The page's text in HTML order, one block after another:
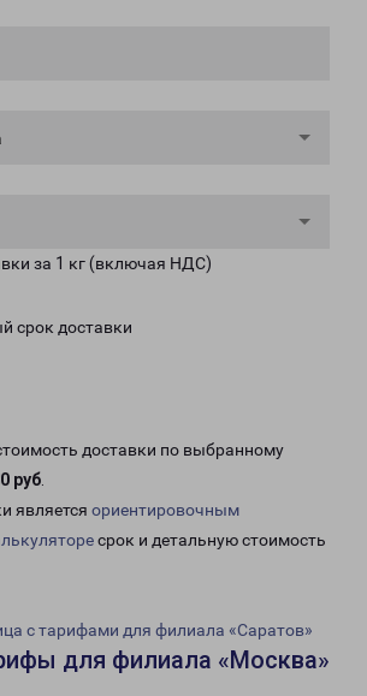
за 1 кг (включая НДС)
срок доставки
доставки по выбранному
руб.
является ориентировочным
срок и детальную стоимость
с тарифами для филиала «Саратов»
для филиала «Москва»